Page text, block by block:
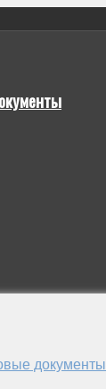
документы